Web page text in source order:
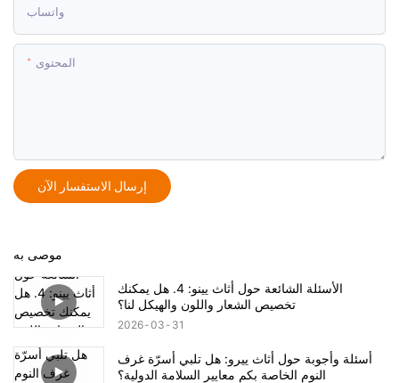
واتساب
المحتوى
إرسال الاستفسار الآن
موصى به
الأسئلة الشائعة حول أثاث يينو: 4. هل يمكنك
تخصيص الشعار واللون والهيكل لنا؟
2026 03 31
أسئلة وأجوبة حول أثاث ييرو: هل تلبي أسرّة غرف
النوم الخاصة بكم معايير السلامة الدولية؟